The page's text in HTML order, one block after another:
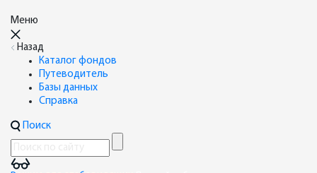
Меню
Назад
Каталог фондов
Путеводитель
Базы данных
Справка
Поиск